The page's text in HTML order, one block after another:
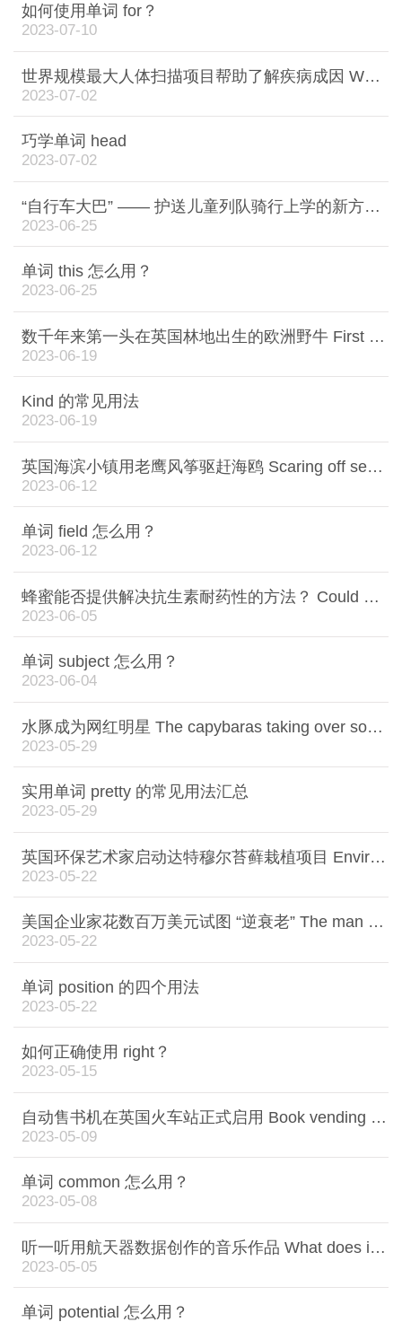
如何使用单词 for？
2023-07-10
世界规模最大人体扫描项目帮助了解疾病成因 World's largest body-scanning project to understand why diseases occur
2023-07-02
巧学单词 head
2023-07-02
“自行车大巴” —— 护送儿童列队骑行上学的新方式 Hundreds of children are catching the 'bike bus' to school
2023-06-25
单词 this 怎么用？
2023-06-25
数千年来第一头在英国林地出生的欧洲野牛 First bison born in British woodland in thousands of years
2023-06-19
Kind 的常见用法
2023-06-19
英国海滨小镇用老鹰风筝驱赶海鸥 Scaring off seagulls with an eagle kite
2023-06-12
单词 field 怎么用？
2023-06-12
蜂蜜能否提供解决抗生素耐药性的方法？ Could honey provide a way of tackling resistance to antibiotics?
2023-06-05
单词 subject 怎么用？
2023-06-04
水豚成为网红明星 The capybaras taking over social media
2023-05-29
实用单词 pretty 的常见用法汇总
2023-05-29
英国环保艺术家启动达特穆尔苔藓栽植项目 Environmental artists begin Dartmoor moss-growing project
2023-05-22
美国企业家花数百万美元试图 “逆衰老” The man spending millions trying to reverse ageing
2023-05-22
单词 position 的四个用法
2023-05-22
如何正确使用 right？
2023-05-15
自动售书机在英国火车站正式启用 Book vending machine unveiled at train station
2023-05-09
单词 common 怎么用？
2023-05-08
听一听用航天器数据创作的音乐作品 What does it sound like when you turn Nasa spacecraft data into music?
2023-05-05
单词 potential 怎么用？